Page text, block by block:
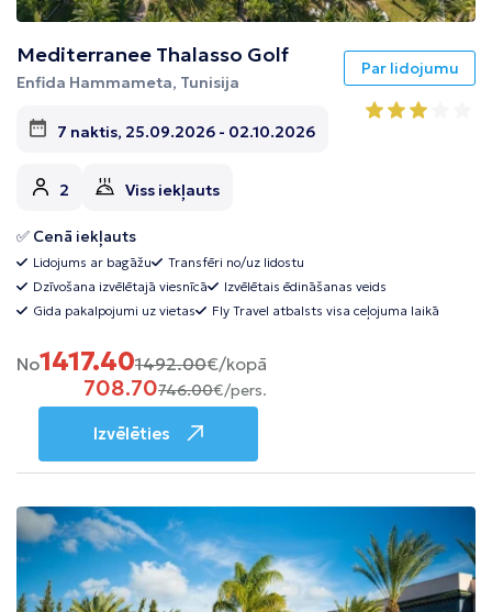
Mediterranee Thalasso Golf
Enfida Hammameta, Tunisija
7 naktis, 25.09.2026 - 02.10.2026
2 Viss iekļauts
✅ Cenā iekļauts
Lidojums ar bagāžu
Transfēri no/uz lidostu
Dzīvošana izvēlētajā viesnīcā
Izvēlētais ēdināšanas veids
Gida pakalpojumi uz vietas
Fly Travel atbalsts visa ceļojuma laikā
Par lidojumu
No1417.401492.00€/kopā
708.70746.00€/pers.
Izvēlēties